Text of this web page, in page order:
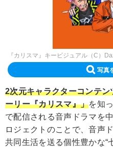
『カリスマ』キービジュアル（C）
写真
2次元キャラクターコンテ
ーリー『カリスマ』」を知
で配信される音声ドラマを
ロジェクトのことで、音声
共同生活を送る個性豊かな“